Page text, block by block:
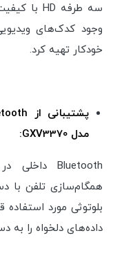
وجود کدک‌های
خودکار تهیه کرد.
مدل GXV3370:
Bluetooth داخلی در تلفن
همگام‌سازی تلفن با
بلوتوثی مورد استفاده
داده‌های دلخواه را به